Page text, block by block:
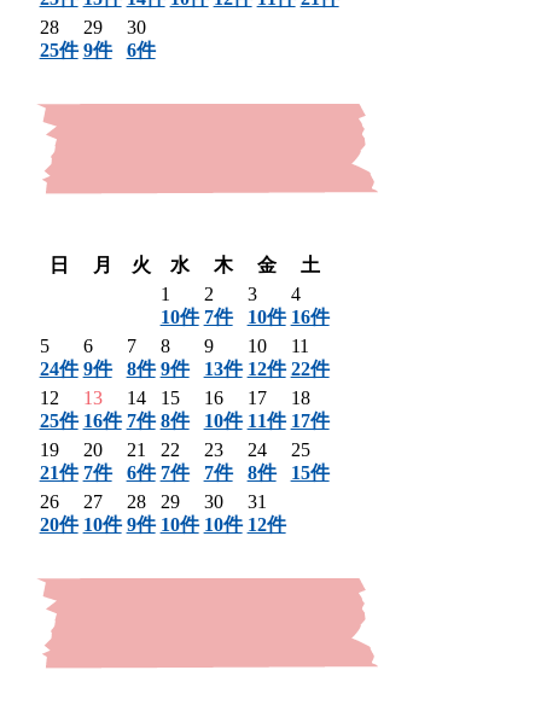
28
25件
29
9件
30
6件
日
月 火 水 木 金
土
1
10件
2
7件
3
10件
4
16件
5
24件
6
9件
7
8件
8
9件
9
13件
10
12件
11
22件
12
25件
13
16件
14
7件
15
8件
16
10件
17
11件
18
17件
19
21件
20
7件
21
6件
22
7件
23
7件
24
8件
25
15件
26
20件
27
10件
28
9件
29
10件
30
10件
31
12件